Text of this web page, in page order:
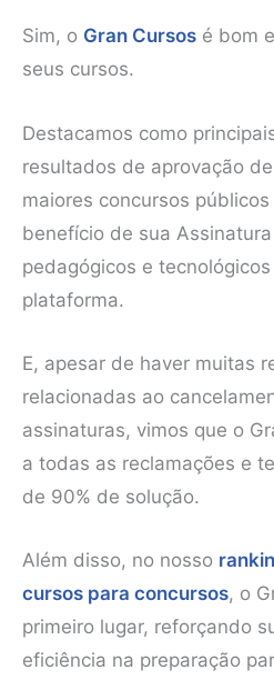
Sim, o Gran Cursos é bom
seus cursos.
Destacamos como
resultados de aprovação
maiores concursos
benefício de sua
pedagógicos e
plataforma.
E, apesar de haver muitas
relacionadas ao
assinaturas, vimos que o
a todas as reclamações e
de 90% de solução.
Além disso, no nosso
cursos para concursos, o
primeiro lugar, reforçando
eficiência na preparação